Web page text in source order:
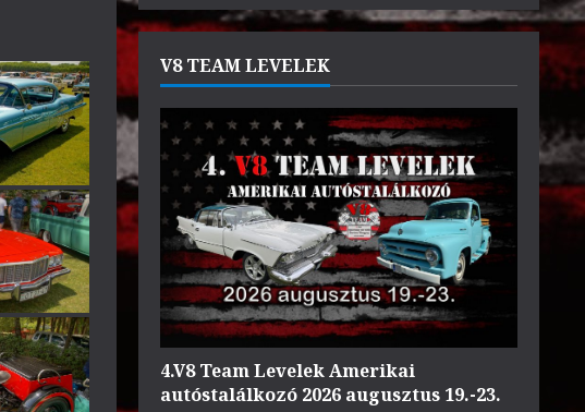
V8 TEAM LEVELEK
4.V8 Team Levelek Amerikai
autóstalálkozó 2026 augusztus 19.-23.